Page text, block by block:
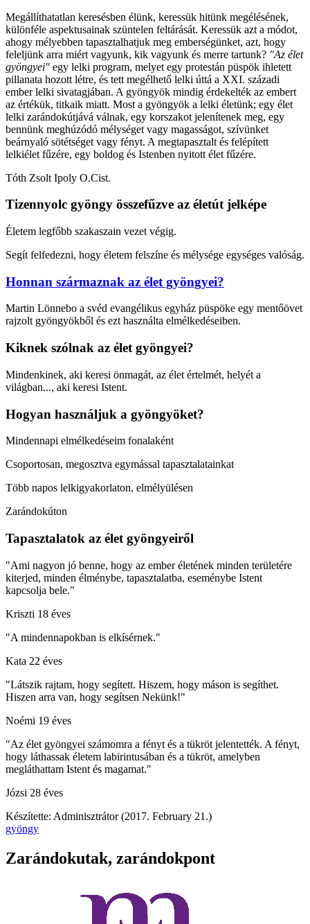
Megállíthatatlan keresésben élünk, keressük hitünk megélésének,
különféle aspektusainak szüntelen feltárását. Keressük azt a módot,
ahogy mélyebben tapasztalhatjuk meg emberségünket, azt, hogy
feleljünk arra miért vagyunk, kik vagyunk és merre tartunk? "Az élet
gyöngyei" egy lelki program, melyet egy protestán püspök ihletett
pillanata hozott létre, és tett megélhető lelki úttá a XXI. századi
ember lelki sivatagjában. A gyöngyök mindig érdekelték az embert
az értékük, titkaik miatt. Most a gyöngyök a lelki életünk; egy élet
lelki zarándokútjává válnak, egy korszakot jelenítenek meg, egy
bennünk meghúzódó mélységet vagy magasságot, szívünket
beárnyaló sötétséget vagy fényt. A megtapasztalt és felépített
lelkiélet fűzére, egy boldog és Istenben nyitott élet fűzére.
Tóth Zsolt Ipoly O.Cist.
Tizennyolc gyöngy összefűzve az életút jelképe
Életem legfőbb szakaszain vezet végig.
Segít felfedezni, hogy életem felszíne és mélysége egységes valóság.
Honnan származnak az élet gyöngyei?
Martin Lönnebo a svéd evangélikus egyház püspöke egy mentőövet
rajzolt gyöngyökből és ezt használta elmélkedéseiben.
Kiknek szólnak az élet gyöngyei?
Mindenkinek, aki keresi önmagát, az élet értelmét, helyét a
világban..., aki keresi Istent.
Hogyan használjuk a gyöngyöket?
Mindennapi elmélkedéseim fonalaként
Csoportosan, megosztva egymással tapasztalatainkat
Több napos lelkigyakorlaton, elmélyülésen
Zarándokúton
Tapasztalatok az élet gyöngyeiről
"Ami nagyon jó benne, hogy az ember életének minden területére
kiterjed, minden élménybe, tapasztalatba, eseménybe Istent
kapcsolja bele."
Kriszti 18 éves
"A mindennapokban is elkísérnek."
Kata 22 éves
"Látszik rajtam, hogy segített. Hiszem, hogy máson is segíthet.
Hiszen arra van, hogy segítsen Nekünk!"
Noémi 19 éves
"Az élet gyöngyei számomra a fényt és a tükröt jelentették. A fényt,
hogy láthassak életem labirintusában és a tükröt, amelyben
megláthattam Istent és magamat."
Józsi 28 éves
Készítette: Adminisztrátor (2017. February 21.)
gyöngy
Zarándokutak, zarándokpont